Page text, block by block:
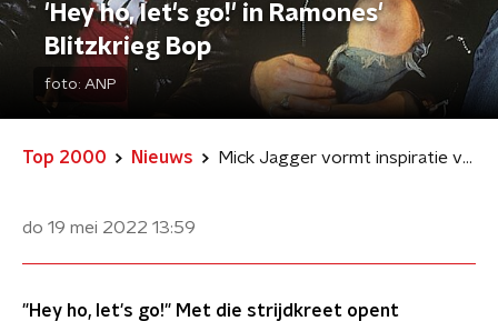
'Hey ho, let's go!' in Ramones'
Blitzkrieg Bop
foto: ANP
Top 2000 Nieuws Mick Jagger vormt inspiratie voor 'Hey ho, let's go!' in Ramones' Blitzkrieg Bop
do 19 mei 2022 13:59
"Hey ho, let's go!" Met die strijdkreet opent